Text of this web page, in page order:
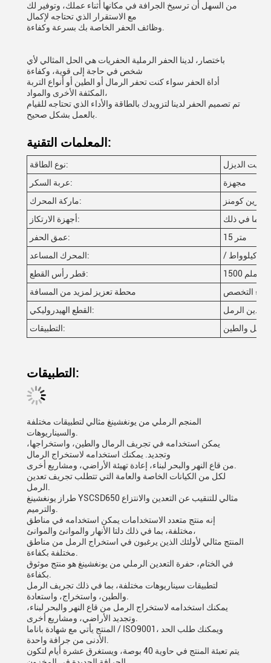
من السهل أن ترسيخ الجرافة في مكانها أثناء عملك، وتوفير لك
مع الاستقرار الذي تحتاجه لإكمال
باختصار، لدينا الحفر الرملية الحفريات هي الحل المثالي لأي
شخص في حاجة إلى قوية، وكفاءة
أداة الحفر سواء كنت تحفر الرمال أو الطين أو أنواع التربة
المكثفة الأخرى والمواد،
تم تصميم الحفر لدينا لتزويدك بالطاقة والأداء الذي تحتاجه للقيام
المعلمات التقنية:
نوع الطاقة:
زيت الديزل
عربة السكر:
مجهزة
ماركة المحرك:
كومنز
أجهزة الارتكاز:
بما في ذلك
عمق الحفر:
15 متر
المحرك المساعد:
/ كيلوواط
قطر رأس القطع:
1500 ملم
محطة تعزيز لمزيد من المسافة
بناء التخصص
القطع الهيدروليكي:
تعدين الرمل
التطبيقات:
والطين
التطبيقات:
المنجم الرملي من يونغشينغ مثالي لتطبيقات مختلفة
يمكن استخدامه في تجريف الرمال والطين، واستخراجها،
وتجديد. يمكنك استخدامه لاستخراج الرمال
لكل من الكيانات الخاصة والعامة التي تتطلب تجريف تعدين
طراز يونغشينغ YSCSD650 مثالي للتنقيب عن التعدين والانتزاع
إنه منتج متعدد الاستخدامات يمكن استخدامه في مناطق
مختلفة، بما في ذلك دلتا الأنهار والموانئ والموانئ،
المنتج مثالي لأولئك الذين يرغبون في استخراج الرمل من مناطق
في الختام، حفرة التعدين الرملي من يونغشينغ هو منتج موثوق
لتطبيقات سيناريوهات مختلفة، بما في ذلك تجريف الرمل
يمكنك استخدامه لاستخراج الرمل من قاع النهر والبحر لبناء،
المنتج يأتي مع شهادة باناما / ISO9001، ويمكنك طلب الحد
يتم تعبئة المنتج في حاوية 40 بوصة، ويستغرق عشرة أيام لتكون